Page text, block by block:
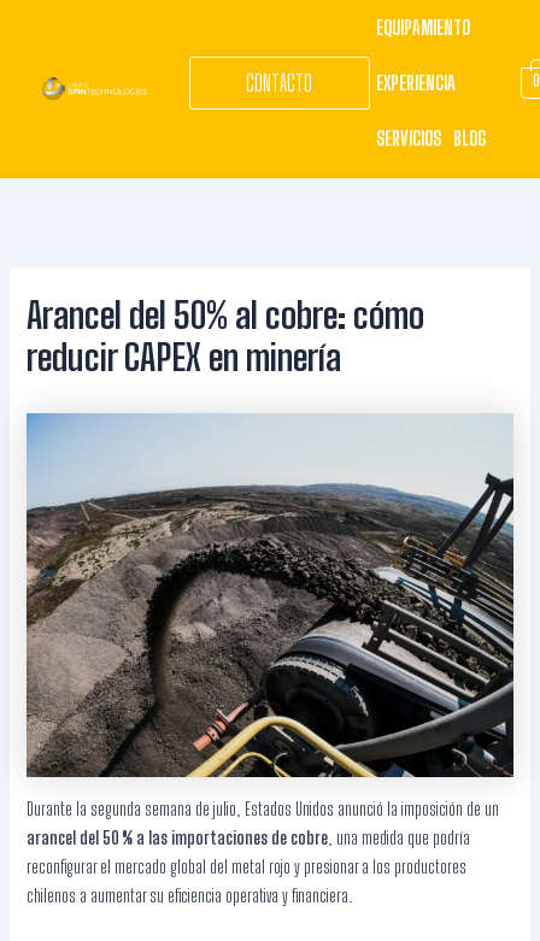
CONTACTO
EQUIPAMIENTO
EXPERIENCIA
SERVICIOS BLOG
0
Arancel del 50% al cobre: cómo
reducir CAPEX en minería
Durante la segunda semana de julio, Estados Unidos anunció la imposición de un
arancel del 50 % a las importaciones de cobre , una medida que podría
reconfigurar el mercado global del metal rojo y presionar a los productores
chilenos a aumentar su eficiencia operativa y financiera.